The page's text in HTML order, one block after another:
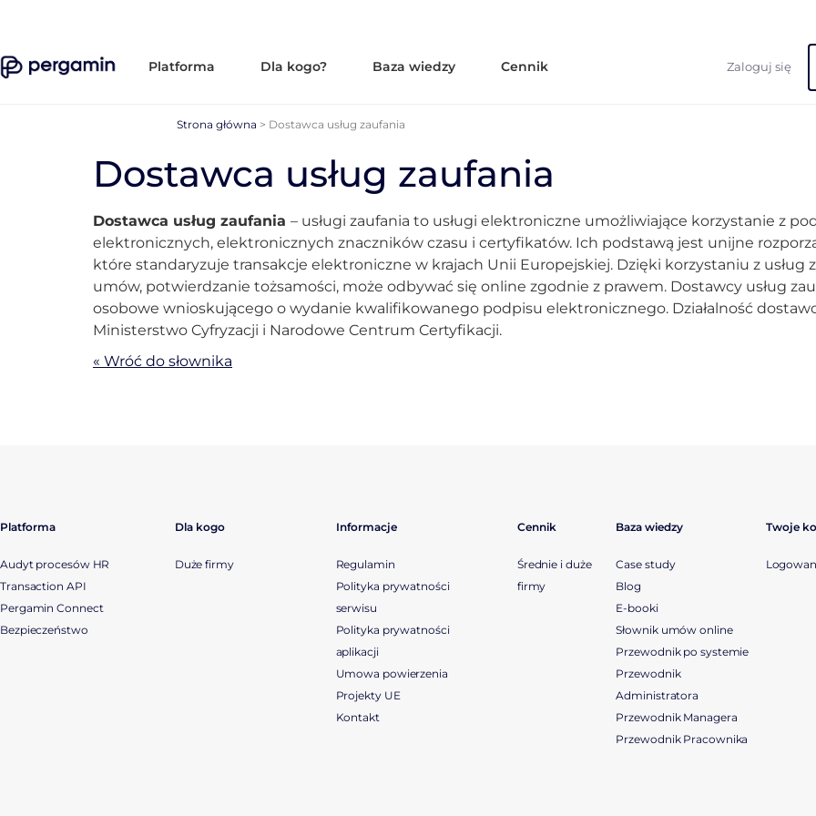
Platforma Dla kogo? Baza wiedzy Cennik Zaloguj się
Strona główna > Dostawca usług zaufania
Dostawca usług zaufania
Dostawca usług zaufania – usługi zaufania to usługi elektroniczne umożliwiające korzystanie z
elektronicznych, elektronicznych znaczników czasu i certyfikatów. Ich podstawą jest unijne
które standaryzuje transakcje elektroniczne w krajach Unii Europejskiej. Dzięki korzystaniu z usług
umów, potwierdzanie tożsamości, może odbywać się online zgodnie z prawem. Dostawcy usług
osobowe wnioskującego o wydanie kwalifikowanego podpisu elektronicznego. Działalność
Ministerstwo Cyfryzacji i Narodowe Centrum Certyfikacji.
« Wróć do słownika
Platforma
Audyt procesów HR
Transaction API
Pergamin Connect
Bezpieczeństwo
Dla kogo
Duże firmy
Informacje
Regulamin
Polityka prywatności
serwisu
Polityka prywatności
aplikacji
Umowa powierzenia
Projekty UE
Kontakt
Cennik
Średnie i duże
firmy
Baza wiedzy
Case study
Blog
E-booki
Słownik umów online
Przewodnik po systemie
Przewodnik
Administratora
Przewodnik Managera
Przewodnik Pracownika
Twoje